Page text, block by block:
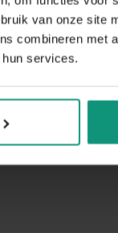
van onze site
combineren met
services.